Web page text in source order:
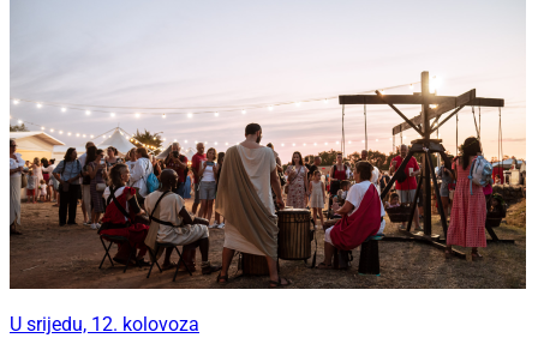
U srijedu, 12. kolovoza